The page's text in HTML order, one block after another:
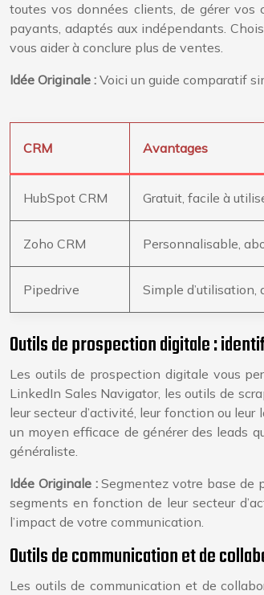
toutes vos données clients, de gérer
payants, adaptés aux indépendants.
vous aider à conclure plus de ventes.
Idée Originale : Voici un guide comparatif
CRM Avantages
HubSpot CRM Gratuit, facile à
Zoho CRM Personnalisable,
Pipedrive Simple
Outils de prospection digitale :
Les outils de prospection digitale vous
LinkedIn Sales Navigator, les outils de
leur secteur d’activité, leur fonction ou
un moyen efficace de générer des leads
généraliste.
Idée Originale :Segmentez votre base de
segments en fonction de leur secteur
l’impact de votre communication.
Outils de communication et de
Les outils de communication et de